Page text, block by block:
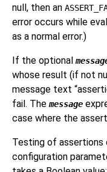
null, then an
error occurs while
as a normal error.)
If the optional
whose result (if not
message text “
fail. Themessage
case where the
Testing of assertions
configuration